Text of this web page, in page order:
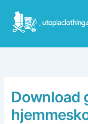
content
Download